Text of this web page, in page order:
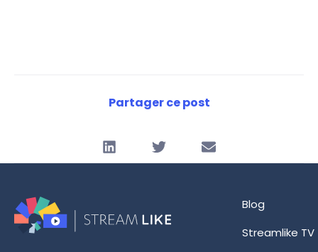
Partager ce post
Blog
Streamlike TV